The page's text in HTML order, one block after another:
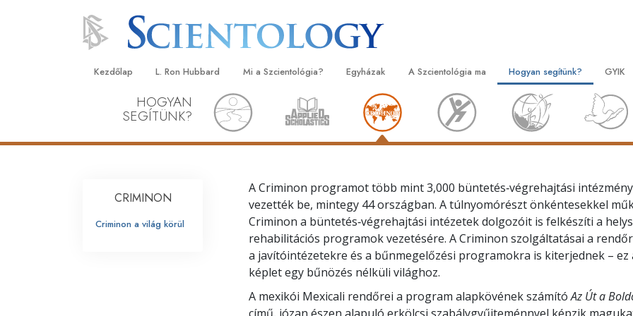
Kezdőlap L. Ron Hubbard Mi a Szcientológia?
Hittételek és gyakorlatok
A Szcientológia hitvallásai és kódexei
Ismerjen meg egy szcientológust!
Látogatás egy egyházban
A Szcientológia alapelvei
Egyházak
Egyházkereső
Ideális Scientology Egyházak
Flag Szárazföldi Bázis
Freewinds
Eljuttatjuk a világak a Scientology-t
A Szcientológia ma
Megnyitóünnepségek
Scientology rendezvények
Hogyan segítünk?
Az út a boldogsághoz
Applied Scholastics
Narconon
Az igazság a drogokról
Együtt az Emberi Jogokért
GYIK
Kezdő
HOGYAN
SEGÍTÜNK?
A Criminon programot több mint3,000 büntetés‑végrehajtási
vezették be, mintegy 44országban. A túlnyomórészt önkéntesekkel
Criminon a büntetés‑végrehajtási intézetek dolgozóit is felkészíti a
rehabilitációs programok vezetésére. A Criminon szolgáltatásai a
a javítóintézetekre és a bűnmegelőzési programokra is kiterjednek – ez
képlet egy bűnözés nélküli világhoz.
A mexikói Mexicali rendőrei a program alapkövének számítóAz Út a
CRIMINON
Criminon a világ körül